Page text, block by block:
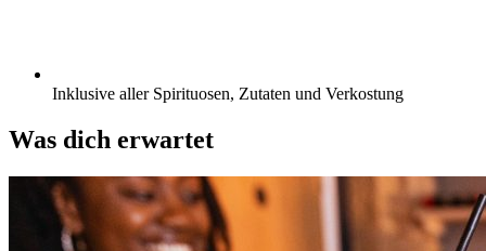
Inklusive aller Spirituosen, Zutaten und Verkostung
Was dich erwartet